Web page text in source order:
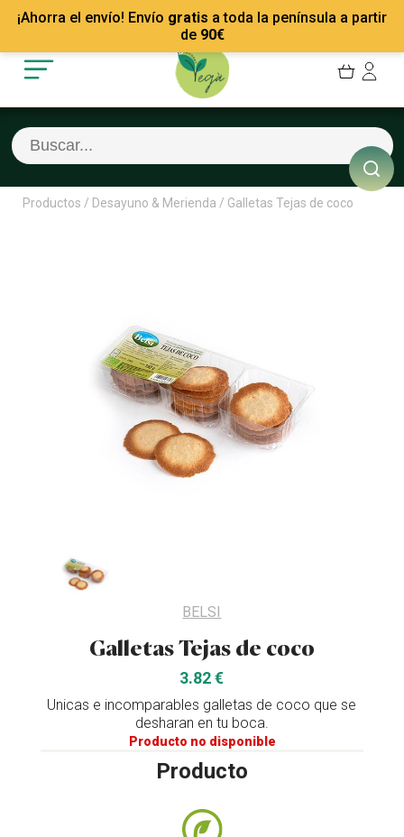
¡Ahorra el envío! Envío gratis a toda la península a partir
de 90€
Mis Pedidos
Mis favoritos
Cerrar sesión
Recetas
Empresas
Contacto
Productos / Desayuno & Merienda / Galletas Tejas de coco
BELSI
Galletas Tejas de coco
3.82 €
Unicas e incomparables galletas de coco que se
desharan en tu boca.
Producto no disponible
Producto